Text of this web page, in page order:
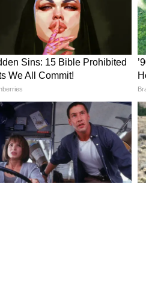
খবর ): Read
Celebrity gossips, TV
News Bangla.
এশিয়ানেট নিউজ বাংলায়
অভিজ্ঞতা রয়েছে। যাদবপুর